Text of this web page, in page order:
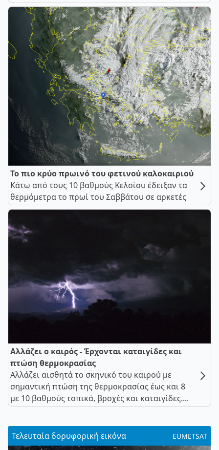
Το πιο κρύο πρωινό του φετινού καλοκαιριού
Κάτω από τους 10 βαθμούς Κελσίου έδειξαν τα
θερμόμετρα το πρωί του Σαββάτου σε αρκετές
Αλλάζει ο καιρός - Έρχονται καταιγίδες και
πτώση θερμοκρασίας
Αλλάζει αισθητά το σκηνικό του καιρού με
σημαντική πτώση της θερμοκρασίας έως και 8
με 10 βαθμούς τοπικά, βροχές και καταιγίδες....
Τελευταία δορυφορική εικόνα EUMETSAT